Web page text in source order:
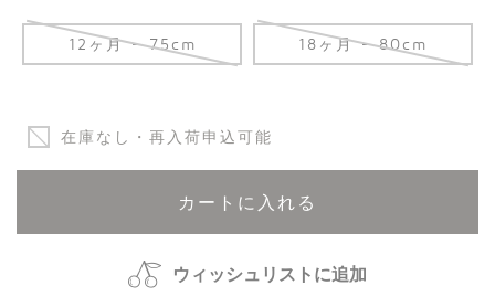
12ヶ月 - 75cm 18ヶ月 - 80cm
在庫なし・再入荷申込可能
カートに入れる
ウィッシュリストに追加